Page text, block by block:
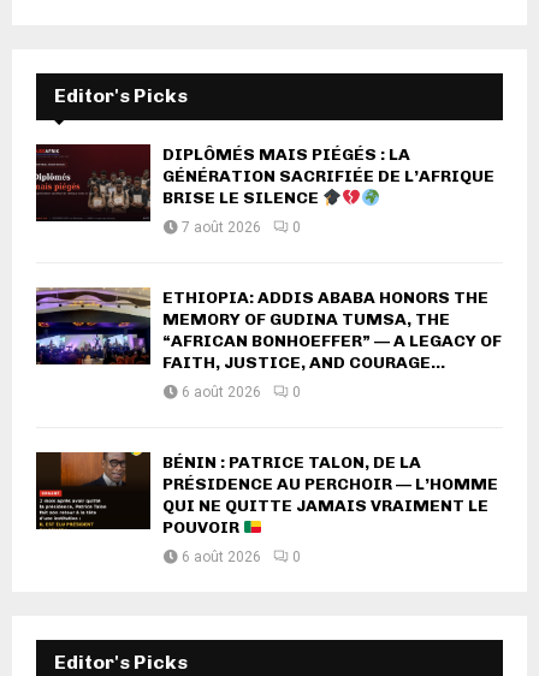
Editor's Picks
DIPLÔMÉS MAIS PIÉGÉS : LA
GÉNÉRATION SACRIFIÉE DE L’AFRIQUE
BRISE LE SILENCE
7 août 2026 0
ETHIOPIA: ADDIS ABABA HONORS THE
MEMORY OF GUDINA TUMSA, THE
“AFRICAN BONHOEFFER” — A LEGACY OF
FAITH, JUSTICE, AND COURAGE...
6 août 2026 0
BÉNIN : PATRICE TALON, DE LA
PRÉSIDENCE AU PERCHOIR — L’HOMME
QUI NE QUITTE JAMAIS VRAIMENT LE
POUVOIR
6 août 2026 0
Editor's Picks